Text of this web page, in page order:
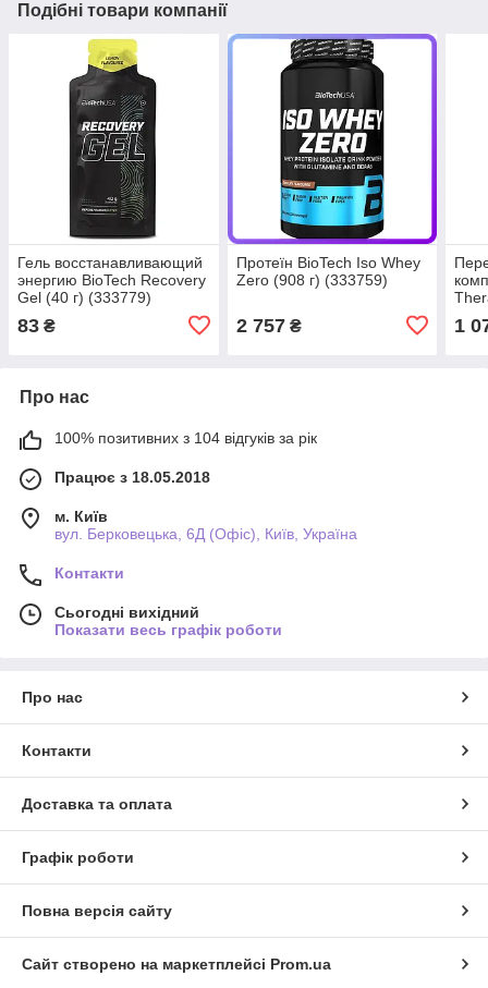
Подібні товари компанії
Гель восстанавливающий
энергию BioTech Recovery
Gel (40 г) (333779)
83 ₴
Протеїн BioTech Iso Whey
Zero (908 г) (333759)
2 757₴ 1
Про нас
100% позитивних з 104 відгуків за рік
Працює з 18.05.2018
м. Київ
вул. Берковецька, 6Д (Офіс), Київ, Україна
Контакти
Сьогодні вихідний
Показати весь графік роботи
Про нас
Контакти
Доставка та оплата
Графік роботи
Повна версія сайту
Сайт створено на маркетплейсі Prom.ua